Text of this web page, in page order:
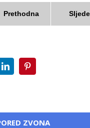
Prethodna
LinkedIn
ZVONA